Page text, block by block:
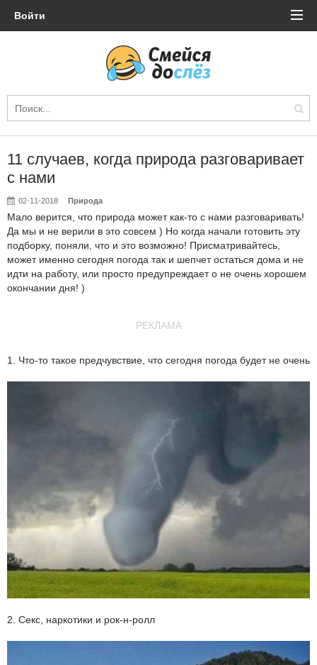
Войти
11 случаев, когда природа разговаривает
с нами
02-11-2018 Природа
Мало верится, что природа может как-то с нами разговаривать!
Да мы и не верили в это совсем ) Но когда начали готовить эту
подборку, поняли, что и это возможно! Присматривайтесь,
может именно сегодня погода так и шепчет остаться дома и не
идти на работу, или просто предупреждает о не очень хорошем
окончании дня! )
РЕКЛАМА
1. Что-то такое предчувствие, что сегодня погода будет не очень
2. Секс, наркотики и рок-н-ролл